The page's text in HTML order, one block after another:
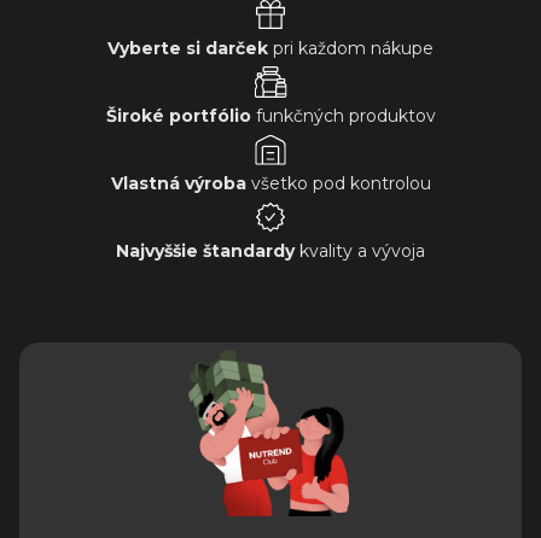
Vyberte si darček pri každom nákupe
Široké portfóliofunkčných produktov
Vlastná výrobavšetko pod kontrolou
Najvyššie štandardykvality a vývoja